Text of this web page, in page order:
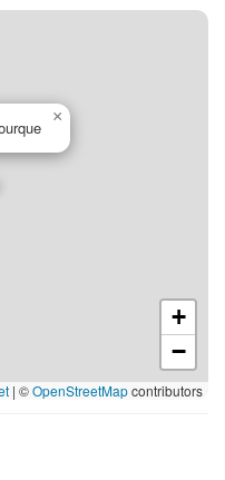
×
+
−
| ©OpenStreetMapcontributors